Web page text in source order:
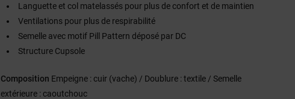
Languette et col matelassés pour plus de confort et de maintien
Ventilations pour plus de respirabilité
Semelle avec motif Pill Pattern déposé par DC
Structure Cupsole
Composition Empeigne : cuir (vache) / Doublure : textile / Semelle
extérieure : caoutchouc